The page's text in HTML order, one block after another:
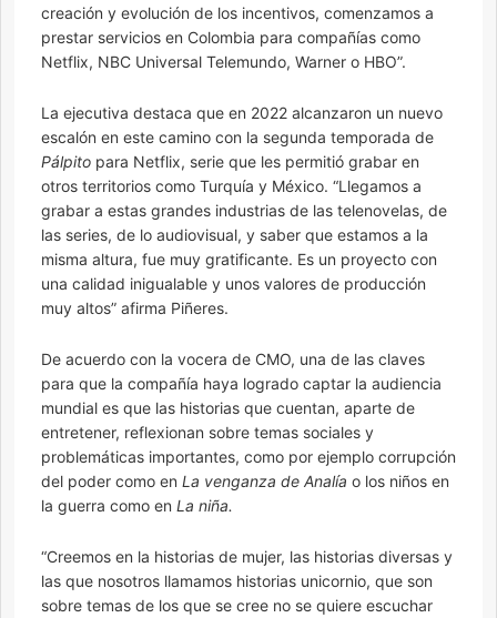
creación y evolución de los incentivos, comenzamos a
prestar servicios en Colombia para compañías como
Netflix, NBC Universal Telemundo, Warner o HBO”.
La ejecutiva destaca que en 2022 alcanzaron un nuevo
escalón en este camino con la segunda temporada de
Pálpito para Netflix, serie que les permitió grabar en
otros territorios como Turquía y México. “Llegamos a
grabar a estas grandes industrias de las telenovelas, de
las series, de lo audiovisual, y saber que estamos a la
misma altura, fue muy gratificante. Es un proyecto con
una calidad inigualable y unos valores de producción
muy altos” afirma Piñeres.
De acuerdo con la vocera de CMO, una de las claves
para que la compañía haya logrado captar la audiencia
mundial es que las historias que cuentan, aparte de
entretener, reflexionan sobre temas sociales y
problemáticas importantes, como por ejemplo corrupción
del poder como en La venganza de Analía o los niños en
la guerra como en La niña.
“Creemos en la historias de mujer, las historias diversas y
las que nosotros llamamos historias unicornio, que son
sobre temas de los que se cree no se quiere escuchar